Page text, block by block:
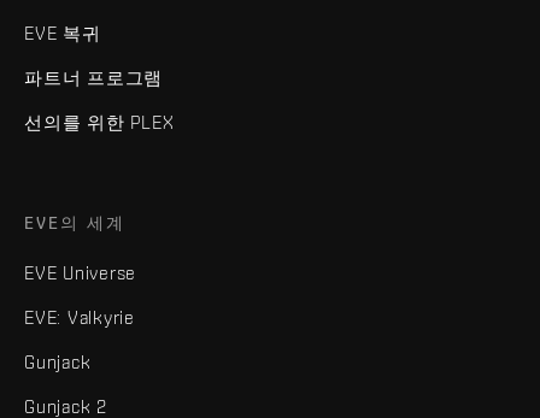
EVE 복귀
파트너 프로그램
선의를 위한 PLEX
EVE의 세계
EVE Universe
EVE: Valkyrie
Gunjack
Gunjack 2